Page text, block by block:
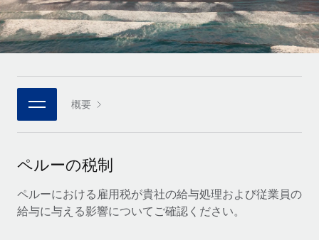
プラットフォーム
チームのための人事の基本機能を内蔵
接続 新しい
当社のMCPを使用して、あらゆるAIツールをRemoteに接続
統合
基本的なビジネスツールを活用して業務プロセスを効率化す
専門家に相談
企業
大企業向けのグローバルHR
パートナーに登録
戦略的テクノロジーパートナー
グローバルな人事機能を柔軟に自社プラットフォームへ統合
当社とのパートナーシップの可能性を検討する
Remote Build 近日リリース予定
統合とAI自動化に関するコンサルティング
HR用語集
チェックリストおよびテンプレート
職務内容ライブラリ
ウェビナー
イベント
ニュースルーム
給与・人材情報
情報センター
Italiano
Português (Portugal)
日本語
한국어 概要
ペルーの税制
ペルーにおける雇用税が貴社の給与処理および従業員の
給与に与える影響についてご確認ください。